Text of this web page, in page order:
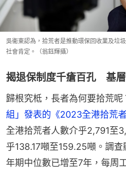
吳衞東認為，拾荒者是推動環保回收業及垃
社會肯定。（翁鈺輝攝）
揭退保制度千瘡百孔 基
歸根究柢，長者為何要拾荒呢
組」發表的《2023全港拾荒
全港拾荒者人數介乎2,791至
乎138.17噸至159.25噸。調
年期中位數已增至7年，每周